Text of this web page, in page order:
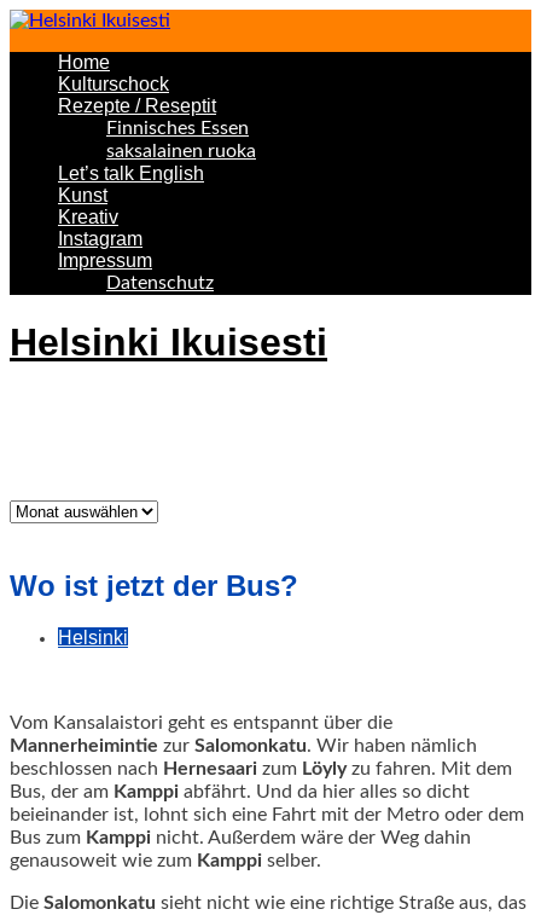
Home
Kulturschock
Rezepte / Reseptit
Finnisches Essen
saksalainen ruoka
Let’s talk English
Kunst
Kreativ
Instagram
Impressum
Datenschutz
Helsinki Ikuisesti
Was
Wo ist jetzt der Bus?
Helsinki
Vom Kansalaistori geht es entspannt über die
Mannerheimintie zur Salomonkatu. Wir haben nämlich
beschlossen nach Hernesaari zum Löylyzu fahren. Mit dem
Bus, der am Kamppi abfährt. Und da hier alles so dicht
beieinander ist, lohnt sich eine Fahrt mit der Metro oder dem
Bus zum Kamppi nicht. Außerdem wäre der Weg dahin
genausoweit wie zum Kamppi selber.
Die Salomonkatu sieht nicht wie eine richtige Straße aus, das